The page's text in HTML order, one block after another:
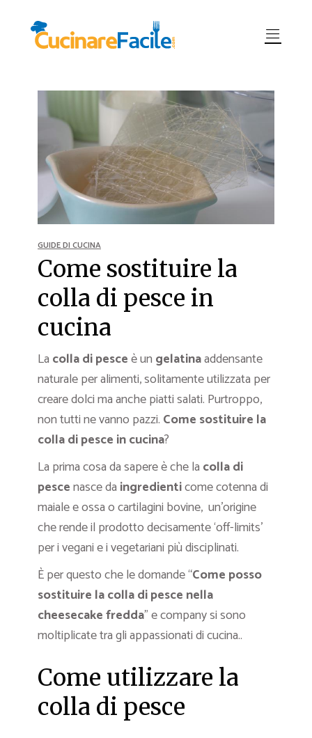
GUIDE DI CUCINA
Come sostituire la
colla di pesce in
cucina
La colla di pesceè un gelatinaaddensante
naturale per alimenti, solitamente utilizzata per
creare dolci ma anche piatti salati. Purtroppo,
non tutti ne vanno pazzi. Come sostituire la
colla di pesce in cucina?
La prima cosa da sapere è che la colla di
pescenasce da ingredienticome cotenna di
maiale e ossa o cartilagini bovine, un’origine
che rende il prodotto decisamente ‘off-limits’
per i vegani e i vegetariani più disciplinati.
È per questo che le domande “Come posso
sostituire la colla di pesce nella
cheesecake fredda” e company si sono
moltiplicate tra gli appassionati di cucina..
Come utilizzare la
colla di pesce